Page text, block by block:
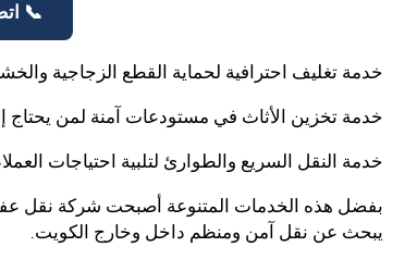
📞
خدمة تغليف احترافية لحماية القطع الزجاجية
خدمة تخزين الأثاث في مستودعات آمنة لمن
خدمة النقل السريع والطوارئ لتلبية احتياجات
بفضل هذه الخدمات المتنوعة أصبحت شركة نقل
يبحث عن نقل آمن ومنظم داخل وخارج الكويت.